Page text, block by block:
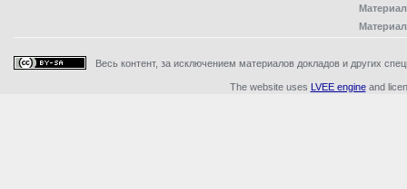
Весь контент, за исключением материалов докладов и других
The website uses LVEE engineand